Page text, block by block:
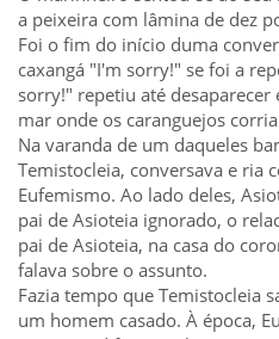
a peixeira com lâmina de dez
Foi o fim do início duma
caxangá "I'm sorry!" se foi a
sorry!" repetiu até desaparecer
mar onde os caranguejos
Na varanda de um daqueles
Temistocleia, conversava e ria
Eufemismo. Ao lado deles,
pai de Asioteia ignorado, o
pai de Asioteia, na casa do
falava sobre o assunto.
Fazia tempo que Temistocleia
um homem casado. À época,